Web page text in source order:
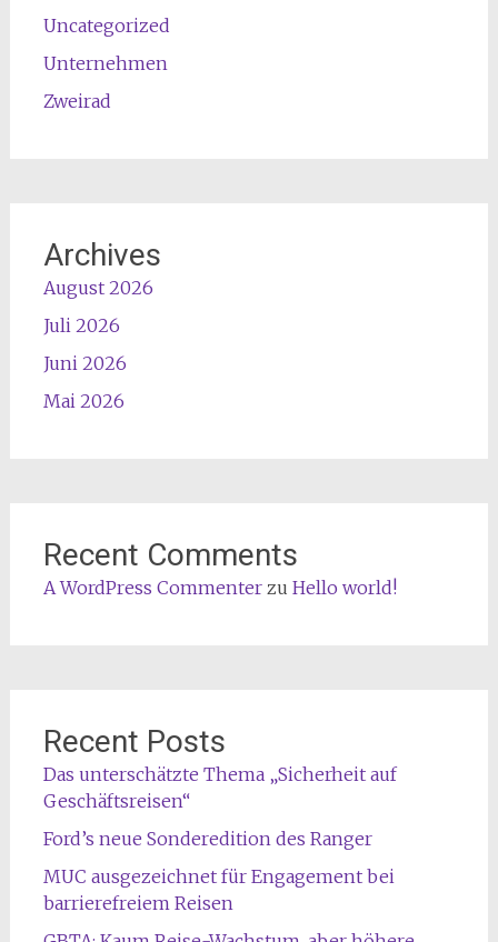
Uncategorized
Unternehmen
Zweirad
Archives
August 2026
Juli 2026
Juni 2026
Mai 2026
Recent Comments
A WordPress Commenterzu Hello world!
Recent Posts
Das unterschätzte Thema „Sicherheit auf
Geschäftsreisen“
Ford’s neue Sonderedition des Ranger
MUC ausgezeichnet für Engagement bei
barrierefreiem Reisen